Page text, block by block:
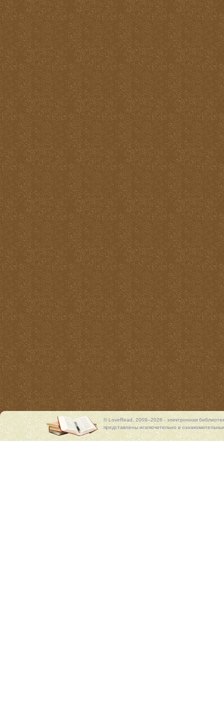
© LoveRead, 2009–2026 - электронная
представлены исключительно в